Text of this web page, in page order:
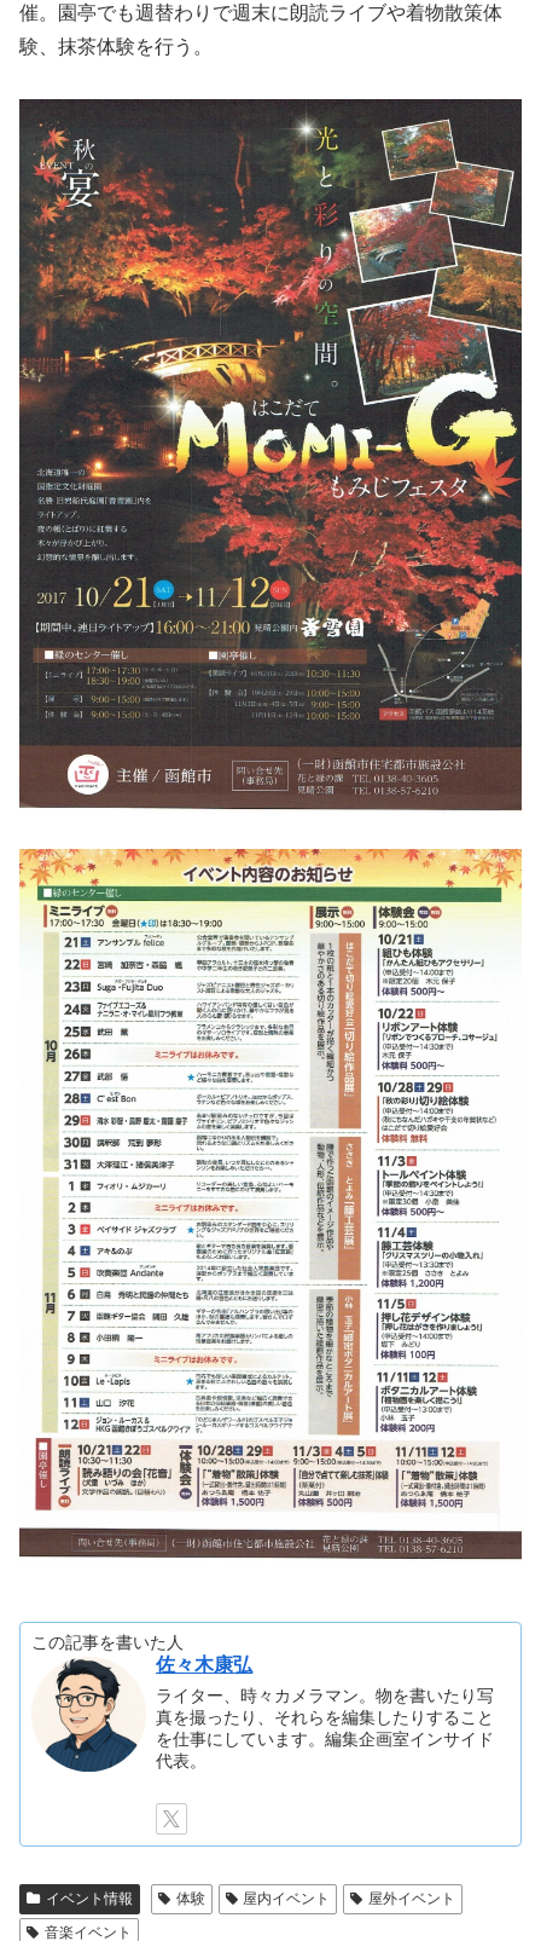
催。園亭でも週替わりで週末に朗読ライブや着物散策体
験、抹茶体験を行う。
この記事を書いた人
佐々木康弘
ライター、時々カメラマン。物を書いたり写
真を撮ったり、それらを編集したりすること
を仕事にしています。編集企画室インサイド
代表。
イベント情報 体験 屋内イベント
屋外イベント
音楽イベント